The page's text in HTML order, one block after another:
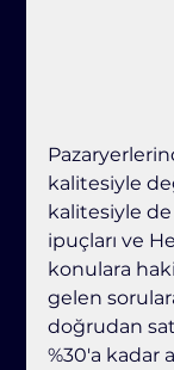
kalitesiyle
kalitesiyle de
ipuçları ve
konulara
gelen
doğrudan
%30'a kadar